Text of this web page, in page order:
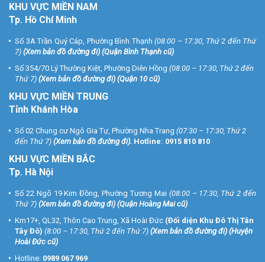
KHU VỰC MIỀN NAM
Tp. Hồ Chí Minh
Số 3A Trần Quý Cáp, Phường Bình Thạnh (08:00 – 17:30, Thứ 2 đến Thứ
7) (Xem bản đồ đường đi) (Quận Bình Thạnh cũ)
Số 354/70 Lý Thường Kiệt, Phường Diên Hồng (08:00 – 17:30, Thứ 2 đến
Thứ 7) (Xem bản đồ đường đi) (Quận 10 cũ)
KHU VỰC MIỀN TRUNG
Tỉnh Khánh Hòa
Số 02 Chung cư Ngô Gia Tự, Phường Nha Trang (07:30 – 17:30, Thứ 2
đến Thứ 7) (Xem bản đồ đường đi). Hotline: 0915 810 810
KHU VỰC MIỀN BẮC
Tp. Hà Nội
Số 22 Ngõ 19 Kim Đồng, Phường Tương Mai (08:00 – 17:30, Thứ 2 đến
Thứ 7) (Xem bản đồ đường đi) (Quận Hoàng Mai cũ)
Km17+, QL32, Thôn Cao Trung, Xã Hoài Đức (Đối diện Khu Đô Thị Tân
Tây Đô) (8:00 – 17:30, Thứ 2 đến Thứ 7) (Xem bản đồ đường đi) (Huyện
Hoài Đức cũ)
Hotline: 0989 067 969